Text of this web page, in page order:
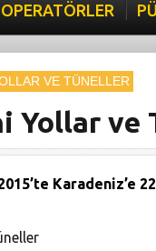
OPERATÖRLER
VE TÜNELLER
Yollar ve
Karadeniz’e